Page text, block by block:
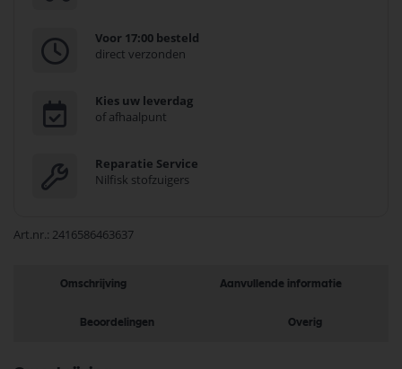
Voor 17:00 besteld
direct verzonden
Kies uw leverdag
of afhaalpunt
Reparatie Service
Nilfisk stofzuigers
Art.nr. 2416586463637
Omschrijving Aanvullende informatie
Beoordelingen Overig